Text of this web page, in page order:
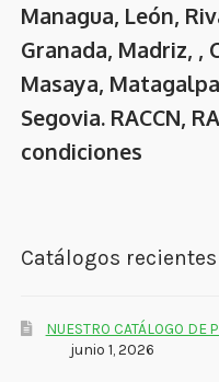
Managua, León,
Granada, Madriz, ,
Masaya,
Segovia. RACCN,
condiciones
Catálogos recientes
NUESTRO CATÁLOGO DE
junio 1, 2026